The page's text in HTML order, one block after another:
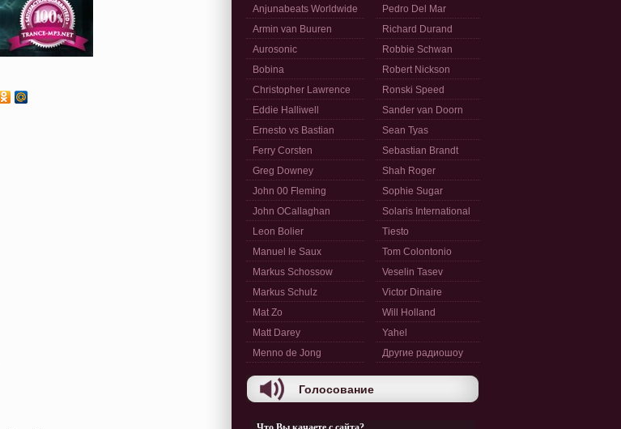
Anjunabeats Worldwide
Armin van Buuren
Aurosonic
Bobina
Christopher Lawrence
Eddie Halliwell
Ernesto vs Bastian
Ferry Corsten
Greg Downey
John 00 Fleming
John OCallaghan
Leon Bolier
Manuel le Saux
Markus Schossow
Markus Schulz
Mat Zo
Matt Darey
Menno de Jong
Pedro Del Mar
Richard Durand
Robbie Schwan
Robert Nickson
Ronski Speed
Sander van Doorn
Sean Tyas
Sebastian Brandt
Shah Roger
Sophie Sugar
Solaris International
Tiesto
Tom Colontonio
Veselin Tasev
Victor Dinaire
Will Holland
Yahel
Другие радиошоу
Голосование